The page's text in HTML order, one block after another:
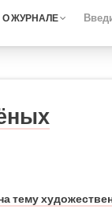
О ЖУРНАЛЕ
тему